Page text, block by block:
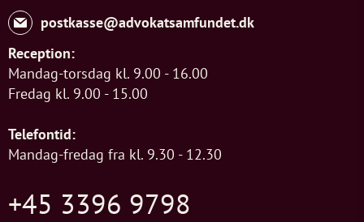
postkasse@advokatsamfundet.dk
Reception:
Mandag-torsdag kl. 9.00 - 16.00
Fredag kl. 9.00 - 15.00
Telefontid:
Mandag-fredag fra kl. 9.30 - 12.30
+45 3396 9798